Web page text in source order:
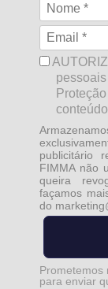
publicitário
FIMMA não
queira
façamos
do
Prometemos
para enviar